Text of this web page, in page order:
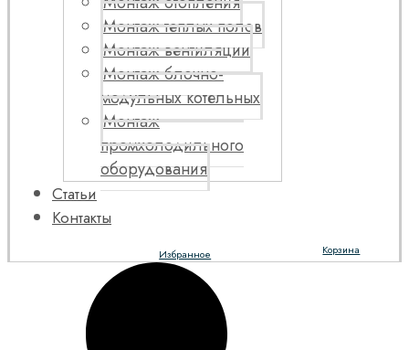
Монтаж теплых полов
Монтаж вентиляции
Монтаж блочно-
модульных котельных
Монтаж
промхолодильного
оборудования
Статьи
Контакты
Корзина
Избранное